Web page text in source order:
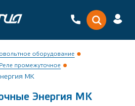
оборудование
Реле промежуточное
MK
Энергия MK